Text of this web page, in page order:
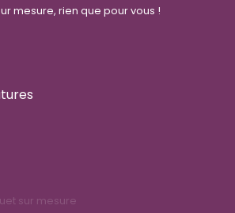
mesure, rien que pour vous !
sur mesure